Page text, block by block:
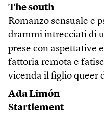
The south
Romanzo sensuale e
drammi intrecciati di
prese con aspettative
fattoria remota e
vicenda il figlio queer
Ada Limón
Startlement